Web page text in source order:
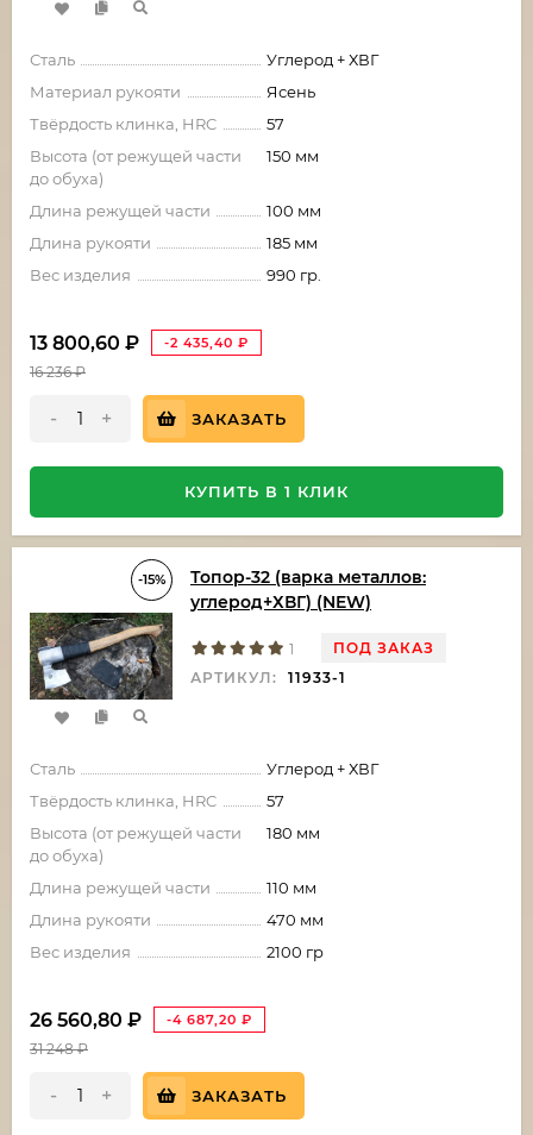
Сталь
Углерод + ХВГ
Материал рукояти
Ясень
Твёрдость клинка, HRC
57
Высота (от режущей части
до обуха)
150 мм
Длина режущей части
100 мм
Длина рукояти
185 мм
Вес изделия
990 гр.
13 800,60 ₽ -2 435,40 ₽
16 236₽
- + ЗАКАЗАТЬ
КУПИТЬ В 1 КЛИК
-15%
Топор-32 (варка металлов:
углерод+ХВГ) (NEW)
1
ПОД ЗАКАЗ
АРТИКУЛ:
11933-1
Сталь
Углерод + ХВГ
Твёрдость клинка, HRC
57
Высота (от режущей части
до обуха)
180 мм
Длина режущей части
110 мм
Длина рукояти
470 мм
Вес изделия
2100 гр
26 560,80 ₽ -4 687,20 ₽
31 248₽
- + ЗАКАЗАТЬ